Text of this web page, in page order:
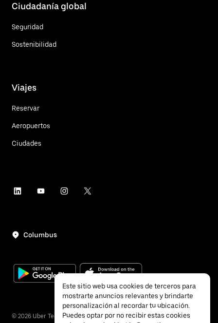
Ciudadanía global
Seguridad
Sostenibilidad
Viajes
Reservar
Aeropuertos
Ciudades
Columbus
© 2026 Uber Technologies, Inc.
Este sitio web usa cookies de terceros para
mostrarte anuncios relevantes y brindarte
personalización al recordar tu ubicación.
Puedes optar por no recibir estas cookies